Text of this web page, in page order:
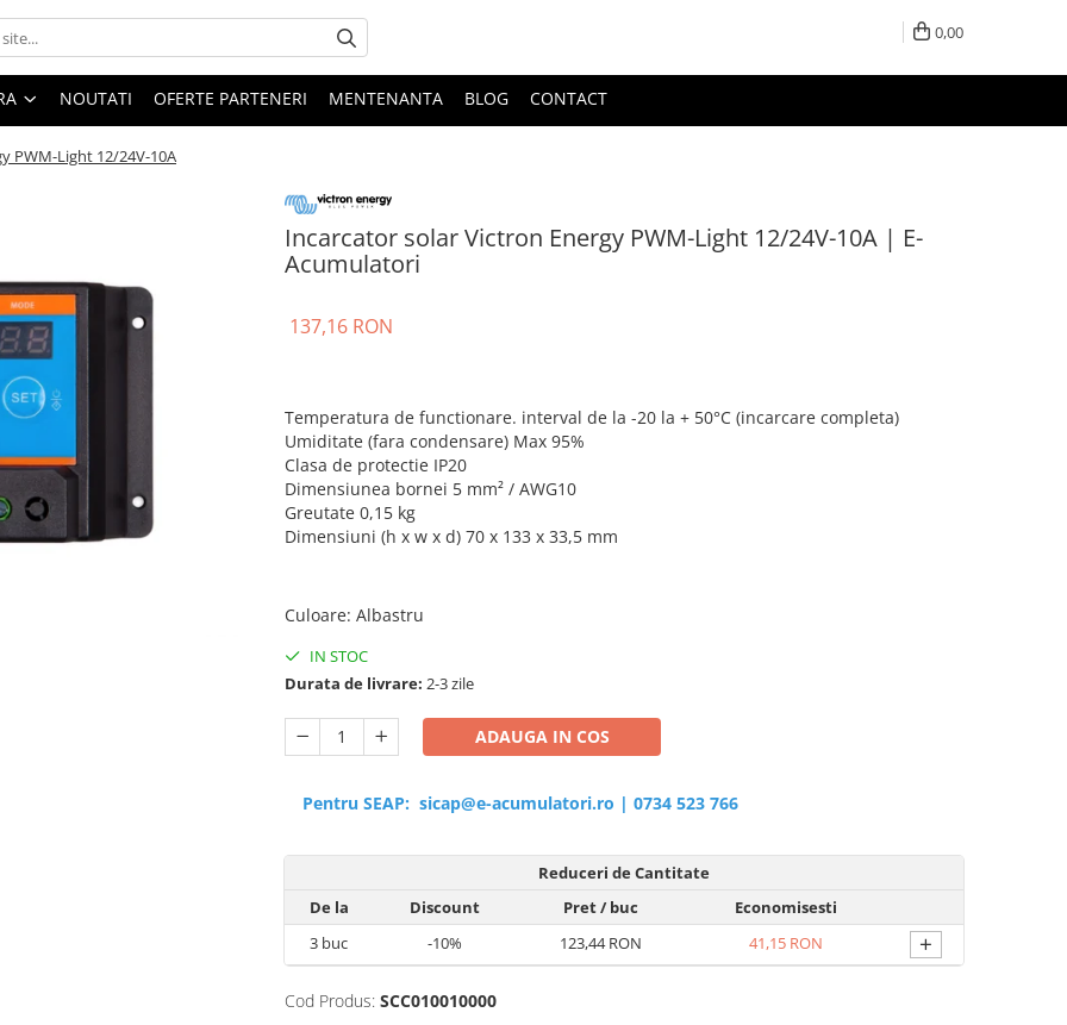
0,00
NOUTATI OFERTE PARTENERI MENTENANTA BLOG CONTACT
PWM-Light 12/24V-10A
Incarcator solar Victron Energy PWM-Light 12/24V-10A | E-
Acumulatori
137,16 RON
Temperatura de functionare. interval de la -20 la + 50°C (incarcare completa)
Umiditate (fara condensare) Max 95%
Clasa de protectie IP20
Dimensiunea bornei 5 mm² / AWG10
Greutate 0,15 kg
Dimensiuni (h x w x d) 70 x 133 x 33,5 mm
Culoare: Albastru
IN STOC
Durata de livrare: 2-3 zile
ADAUGA IN COS
Pentru SEAP: sicap@e-acumulatori.ro | 0734 523 766
Reduceri de Cantitate
De la
Discount Pret/ buc
Economisesti
3 buc -10% 123,44 RON 41,15 RON +
Cod Produs: SCC010010000